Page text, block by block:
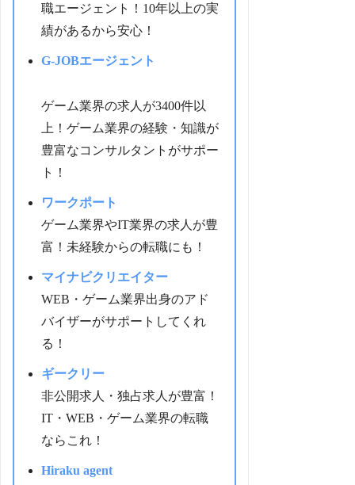
職エージェント！10年以上の実
績があるから安心！
G-JOBエージェント
ゲーム業界の求人が3400件以
上！ゲーム業界の経験・知識が
豊富なコンサルタントがサポー
ト！
ワークポート
ゲーム業界やIT業界の求人が豊
富！未経験からの転職にも！
マイナビクリエイター
WEB・ゲーム業界出身のアド
バイザーがサポートしてくれ
る！
ギークリー
非公開求人・独占求人が豊富！
IT・WEB・ゲーム業界の転職
ならこれ！
Hiraku agent